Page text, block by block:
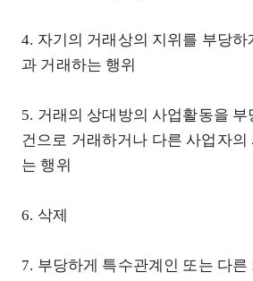
4. 자기의 거래상의 지위를 부당
과 거래하는 행위
5. 거래의 상대방의 사업활동을
건으로 거래하거나 다른 사업자
는 행위
6. 삭제
7. 부당하게 특수관계인 또는 다